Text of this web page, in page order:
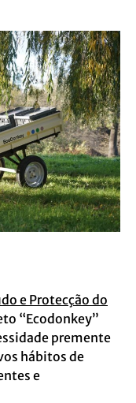
e Protecção do
“Ecodonkey”
premente
hábitos de
e